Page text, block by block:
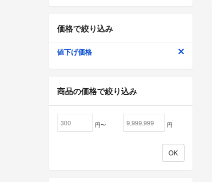
価格で絞り込み
値下げ価格
商品の価格で絞り込み
円〜 円